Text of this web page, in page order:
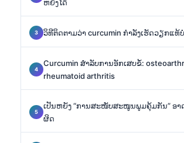
ຫຍັງໄດ້
ວິທີຕິດຕາມວ່າ curcumin ກຳລັງເຮັດວຽກແທ້ບໍ
Curcumin ສຳລັບການອັກເສບຂໍ້:
rheumatoid arthritis
ເປັນຫຍັງ “ການສະໜັບສະໜູນພູມຄຸ້ມກັນ” ອາ
ຜິດ